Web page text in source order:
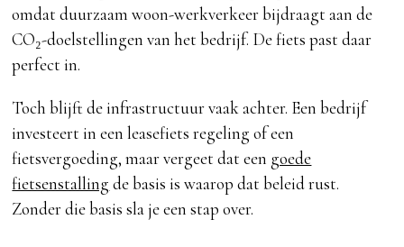
omdat duurzaam woon-werkverkeer bijdraagt aan de
CO₂-doelstellingen van het bedrijf. De fiets past daar
perfect in.
Toch blijft de infrastructuur vaak achter. Een bedrijf
investeert in een leasefiets regeling of een
fietsvergoeding, maar vergeet dat een goede
fietsenstalling de basis is waarop dat beleid rust.
Zonder die basis sla je een stap over.